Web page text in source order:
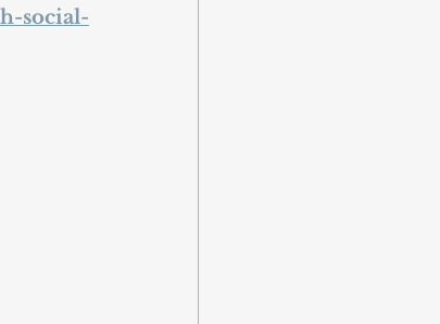
social-